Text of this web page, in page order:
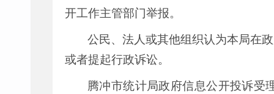
开工作主管部门举报。
公民、法人或其他组织认为本局在
或者提起行政诉讼。
腾冲市统计局政府信息公开投诉受